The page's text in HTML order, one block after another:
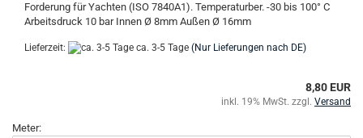
Forderung für Yachten (ISO 7840A1). Temperaturber. -30 bis 100° C
Arbeitsdruck 10 bar Innen Ø 8mm Außen Ø 16mm
Lieferzeit: ca. 3-5 Tage (Nur Lieferungen nach DE)
8,80 EUR
inkl. 19% MwSt. zzgl. Versand
Meter: